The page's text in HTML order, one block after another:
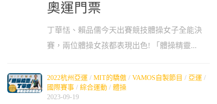
奧運門票
丁華恬、賴品儒今天出賽競技體操女子全能決
賽，兩位體操女孩都表現出色! 「體操精靈...
2022杭州亞運 / MIT的驕傲 / VAMOS自製節目 / 亞運 /
國際賽事 / 綜合運動 / 體操
2023-09-19